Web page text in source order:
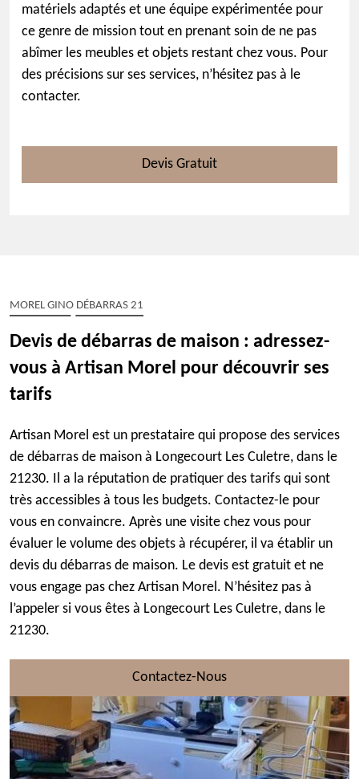
matériels adaptés et une équipe expérimentée pour
ce genre de mission tout en prenant soin de ne pas
abîmer les meubles et objets restant chez vous. Pour
des précisions sur ses services, n’hésitez pas à le
contacter.
Devis Gratuit
MOREL GINO DÉBARRAS 21
Devis de débarras de maison : adressez-
vous à Artisan Morel pour découvrir ses
tarifs
Artisan Morel est un prestataire qui propose des services
de débarras de maison à Longecourt Les Culetre, dans le
21230. Il a la réputation de pratiquer des tarifs qui sont
très accessibles à tous les budgets. Contactez-le pour
vous en convaincre. Après une visite chez vous pour
évaluer le volume des objets à récupérer, il va établir un
devis du débarras de maison. Le devis est gratuit et ne
vous engage pas chez Artisan Morel. N’hésitez pas à
l’appeler si vous êtes à Longecourt Les Culetre, dans le
21230.
Contactez-Nous